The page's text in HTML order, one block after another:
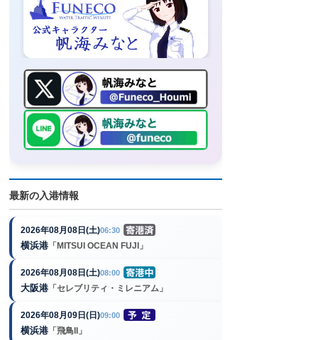
最新の入港情報
2026年08月08日(土)06:30
横浜港 「MITSUI OCEAN FUJI」
2026年08月08日(土)08:00
大阪港 「セレブリティ・ミレニアム」
2026年08月09日(日)09:00
横浜港 「飛鳥II」